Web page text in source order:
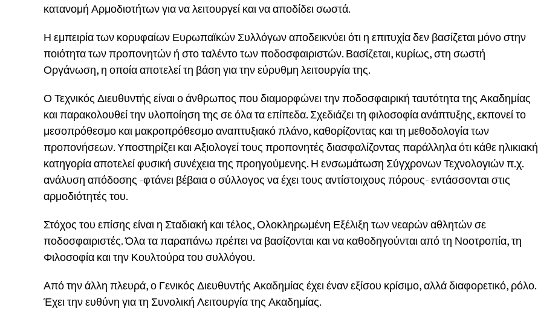
κατανομή Αρμοδιοτήτων για να λειτουργεί και να αποδίδει σωστά.
Η εμπειρία των κορυφαίων Ευρωπαϊκών Συλλόγων αποδεικνύει ότι η επιτυχία δεν βασίζεται μόνο στην
ποιότητα των προπονητών ή στο ταλέντο των ποδοσφαιριστών. Βασίζεται, κυρίως, στη σωστή
Οργάνωση, η οποία αποτελεί τη βάση για την εύρυθμη λειτουργία της.
Ο Τεχνικός Διευθυντής είναι ο άνθρωπος που διαμορφώνει την ποδοσφαιρική ταυτότητα της Ακαδημίας
και παρακολουθεί την υλοποίηση της σε όλα τα επίπεδα. Σχεδιάζει τη φιλοσοφία ανάπτυξης, εκπονεί το
μεσοπρόθεσμο και μακροπρόθεσμο αναπτυξιακό πλάνο, καθορίζοντας και τη μεθοδολογία των
προπονήσεων. Υποστηρίζει και Αξιολογεί τους προπονητές διασφαλίζοντας παράλληλα ότι κάθε ηλικιακή
κατηγορία αποτελεί φυσική συνέχεια της προηγούμενης. Η ενσωμάτωση Σύγχρονων Τεχνολογιών π.χ.
ανάλυση απόδοσης -φτάνει βέβαια ο σύλλογος να έχει τους αντίστοιχους πόρους- εντάσσονται στις
αρμοδιότητές του.
Στόχος του επίσης είναι η Σταδιακή και τέλος, Ολοκληρωμένη Εξέλιξη των νεαρών αθλητών σε
ποδοσφαιριστές. Όλα τα παραπάνω πρέπει να βασίζονται και να καθοδηγούνται από τη Νοοτροπία, τη
Φιλοσοφία και την Κουλτούρα του συλλόγου.
Από την άλλη πλευρά, ο Γενικός Διευθυντής Ακαδημίας έχει έναν εξίσου κρίσιμο, αλλά διαφορετικό, ρόλο.
Έχει την ευθύνη για τη Συνολική Λειτουργία της Ακαδημίας.